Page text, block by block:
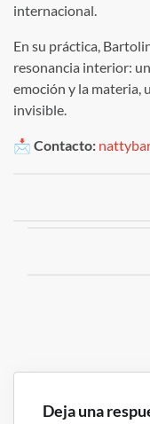
internacional.
En su práctica,
resonancia interior:
emoción y la materia,
invisible.
📩 Contacto:
Deja una